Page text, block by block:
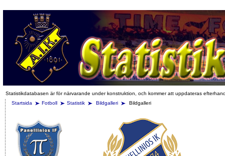
Statistikdatabasen är för närvarande under konstruktion, och kommer att uppdateras
Startsida
Fotboll Statistik Bildgalleri Bildgalleri